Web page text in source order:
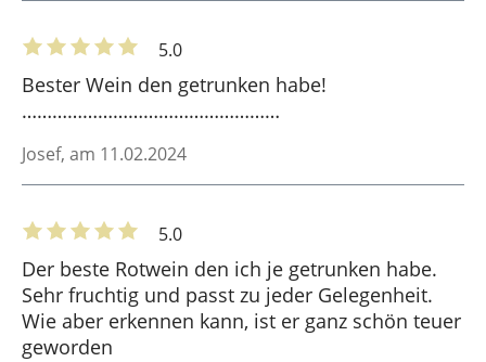
5.0
Bester Wein den getrunken habe!
……………………………………………
Josef, am 11.02.2024
5.0
Der beste Rotwein den ich je getrunken habe.
Sehr fruchtig und passt zu jeder Gelegenheit.
Wie aber erkennen kann, ist er ganz schön teuer
geworden